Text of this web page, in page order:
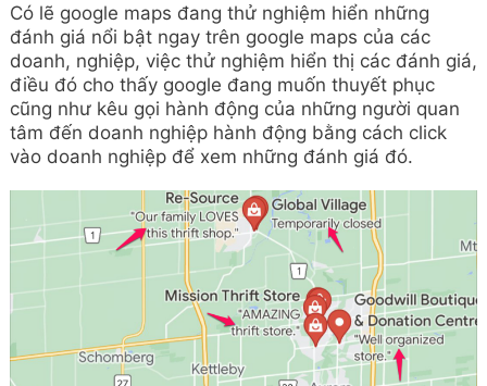
Có lẽ google maps đang thử nghiệm hiển những
đánh giá nổi bật ngay trên google maps của các
doanh, nghiệp, việc thử nghiệm hiển thị các đánh giá,
điều đó cho thấy google đang muốn thuyết phục
cũng như kêu gọi hành động của những người quan
tâm đến doanh nghiệp hành động bằng cách click
vào doanh nghiệp để xem những đánh giá đó.